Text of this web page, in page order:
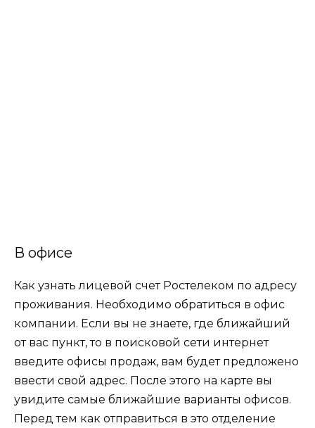
В офисе
Как узнать лицевой счет Ростелеком по адресу
проживания. Необходимо обратиться в офис
компании. Если вы не знаете, где ближайший
от вас пункт, то в поисковой сети интернет
введите офисы продаж, вам будет предложено
ввести свой адрес. После этого на карте вы
увидите самые ближайшие варианты офисов.
Перед тем как отправиться в это отделение